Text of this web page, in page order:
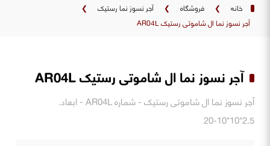
خانه ❯ فروشگاه ❯ آجر نسوز نما رستیک
❯
آجر نسوز نما ال شاموتی رستیک AR04L
آجر نسوز نما ال شاموتی رستیک AR04L
آجر نسوز نما ال شاموتی رستیک - شماره AR04L - ابعاد.
2.5*10*10-20